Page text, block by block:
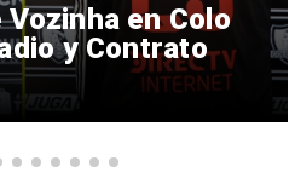
en Colo
y Contrato